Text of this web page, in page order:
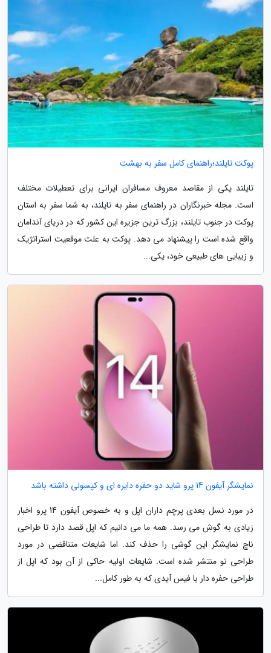
پوکت تایلند؛راهنمای کامل سفر به بهشت
تایلند یکی از مقاصد معروف مسافران ایرانی برای تعطیلات مختلف
است. مجله خبرنگاران در راهنمای سفر به تایلند، به شما سفر به استان
پوکت در جنوب تایلند، بزرگ ترین جزیره این کشور که در دریای آندامان
واقع شده است را پیشنهاد می دهد. پوکت به علت موقعیت استراتژیک
و زیبایی های طبیعی خود، یکی...
نمایشگر آیفون 14 پرو شاید دو حفره دایره ای و کپسولی داشته باشد
در مورد نسل بعدی پرچم داران اپل و به خصوص آیفون 14 پرو اخبار
زیادی به گوش می رسد. همه ما می دانیم که اپل قصد دارد تا طراحی
ناچ نمایشگر این گوشی را حذف کند. اما شایعات متناقضی در مورد
طراحی نو منتشر شده است. شایعات اولیه حاکی از آن بود که اپل از
طراحی حفره دار با فیس آیدی که به طور کامل...